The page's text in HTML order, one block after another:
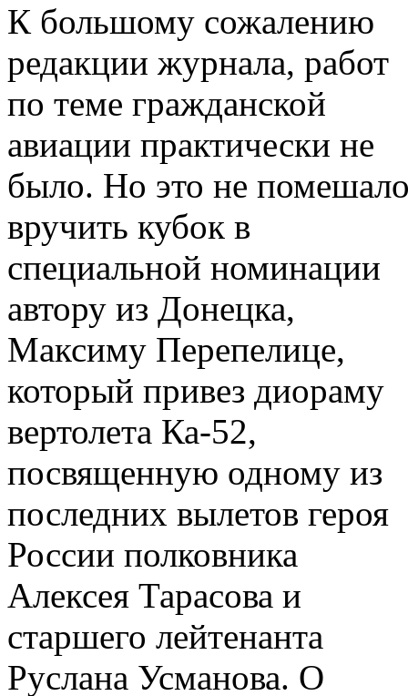
К большому сожалению
редакции журнала, работ
по теме гражданской
авиации практически не
было. Но это не
вручить кубок в
специальной номинации
автору из Донецка,
Максиму Перепелице,
который привез диораму
вертолета Ка-52,
посвященную одному из
последних вылетов героя
России полковника
Алексея Тарасова и
старшего лейтенанта
Руслана Усманова. О